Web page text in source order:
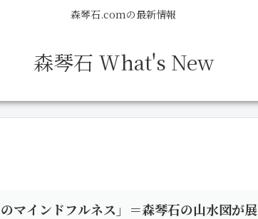
森琴石.comの最新情報
森琴石 What's New
マインドフルネス」＝森琴石の山水図が展